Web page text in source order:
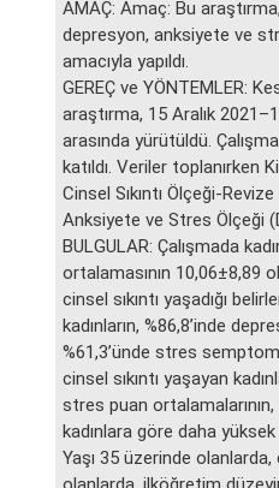
AMAÇ: Amaç: Bu araştırma,
depresyon, anksiyete ve
amacıyla yapıldı.
GEREÇ ve YÖNTEMLER:
araştırma, 15 Aralık
arasında yürütüldü.
katıldı. Veriler toplanırken
Cinsel Sıkıntı Ölçeği-
Anksiyete ve Stres Ölçeği
BULGULAR: Çalışmada
ortalamasının 10,06±8,89
cinsel sıkıntı yaşadığı
kadınların, %86,8’inde
%61,3’ünde stres
cinsel sıkıntı yaşayan
stres puan ortalamalarının,
kadınlara göre daha
Yaşı 35 üzerinde